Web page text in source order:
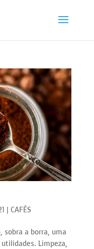
| CAFÉS
sobra a borra, uma
Limpeza,